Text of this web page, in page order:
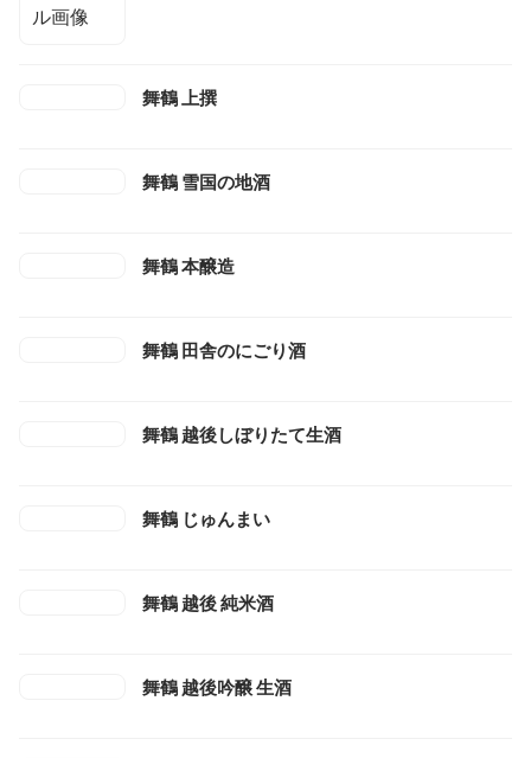
舞鶴 上撰
舞鶴 雪国の地酒
舞鶴 本醸造
舞鶴 田舎のにごり酒
舞鶴 越後しぼりたて生酒
舞鶴 じゅんまい
舞鶴 越後 純米酒
舞鶴 越後吟醸 生酒